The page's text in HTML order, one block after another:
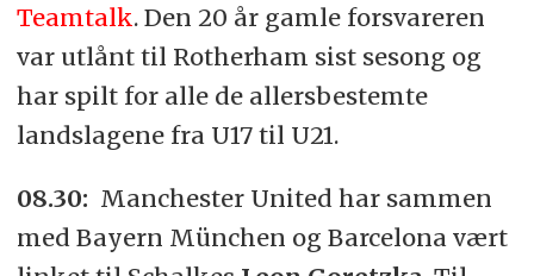
Teamtalk. Den 20 år gamle forsvareren
var utlånt til Rotherham sist sesong og
har spilt for alle de allersbestemte
landslagene fra U17 til U21.
08.30: Manchester United har sammen
med Bayern München og Barcelona vært